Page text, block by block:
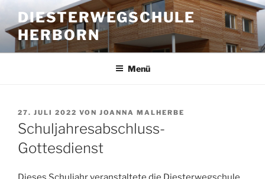
Inhalt
springen
DIESTERWEGSCHULE
HERBORN
Menü
VERÖFFENTLICHT
AM
27. JULI 2022 VON JOANNA MALHERBE
Schuljahresabschluss-
Gottesdienst